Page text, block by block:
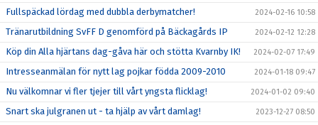
Fullspäckad lördag med dubbla derbymatcher! 2024-02-16 10:58
Tränarutbildning SvFF D genomförd på Bäckagårds IP 2024-02-12 12:28
Köp din Alla hjärtans dag-gåva här och stötta Kvarnby IK! 2024-02-07 17:49
Intresseanmälan för nytt lag pojkar födda 2009-2010 2024-01-18 09:47
Nu välkomnar vi fler tjejer till vårt yngsta flicklag! 2024-01-02 09:40
Snart ska julgranen ut - ta hjälp av vårt damlag! 2023-12-27 08:50